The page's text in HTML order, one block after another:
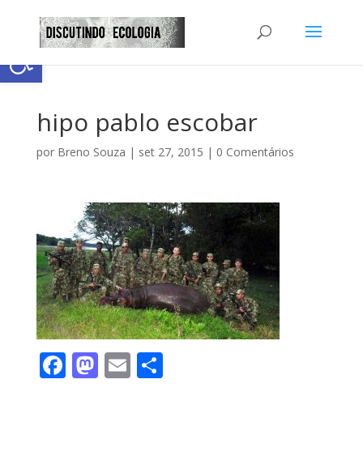
Abrir a barra de ferramentas
hipo pablo escobar
por Breno Souza | set 27, 2015 | 0 Comentários
F M E S